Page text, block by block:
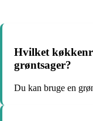
Hvilket
grøntsager?
Du kan bruge en